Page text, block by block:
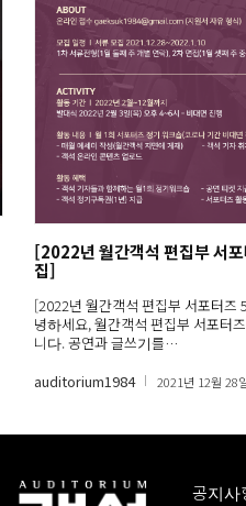
[2022년 월간객석 편집부 서
집]
[2022년 월간객석 편집부 서포터
녕하세요, 월간객석 편집부 서포터
니다. 공연과 글쓰기를…
auditorium1984
2021년 12월 28
공지사